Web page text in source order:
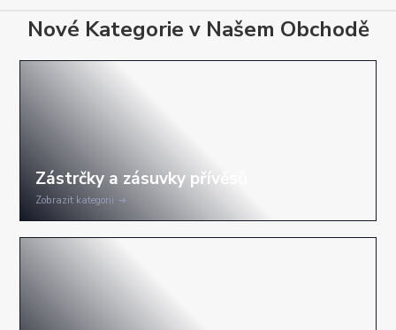
Nové Kategorie v Našem Obchodě
Zobrazit kategorii